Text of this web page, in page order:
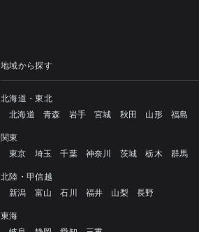
地域から探す
北海道・東北
北海道
青森 岩手 宮城 秋田 山形 福島
関東
東京
埼玉 千葉 神奈川 茨城 栃木 群馬
北陸・甲信越
新潟
富山 石川 福井 山梨 長野
東海